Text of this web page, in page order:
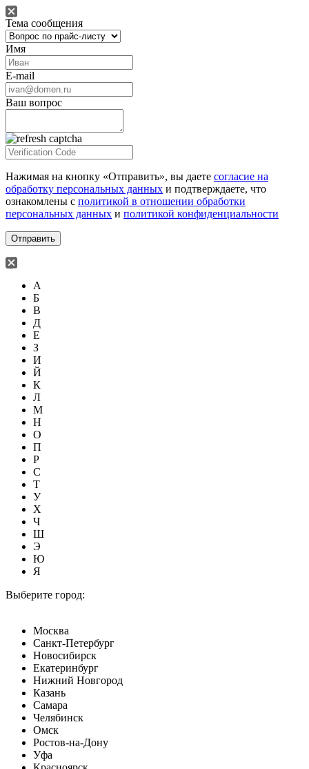
Тема сообщения
Имя
E-mail
Ваш вопрос
Нажимая на кнопку «Отправить», вы даете согласие на
обработку персональных данных и подтверждаете, что
ознакомлены с политикой в отношении обработки
персональных данных и политикой конфиденциальности
А
Б
В
Д
Е
З
И
Й
К
Л
М
Н
О
П
Р
С
Т
У
Х
Ч
Ш
Э
Ю
Я
Выберите город:
Москва
Санкт-Петербург
Новосибирск
Екатеринбург
Нижний Новгород
Казань
Самара
Челябинск
Омск
Ростов-на-Дону
Уфа